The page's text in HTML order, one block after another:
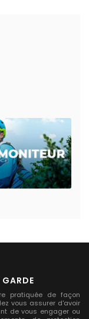
pratiquée de façon
vous assurer d'avoir
de vous engager ou